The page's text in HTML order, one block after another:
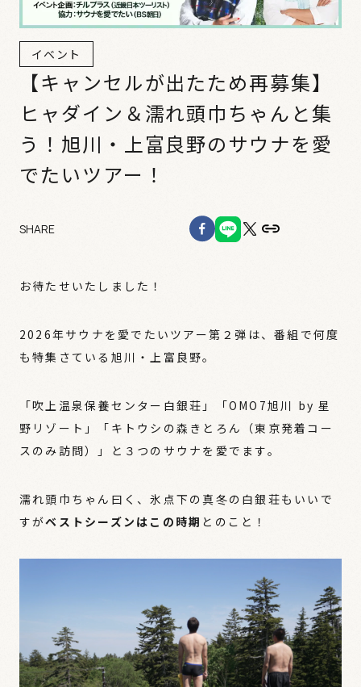
イベント
【キャンセルが出たため再募集】
ヒャダイン＆濡れ頭巾ちゃんと集
う！旭川・上富良野のサウナを愛
でたいツアー！
SHARE
お待たせいたしました！
2026年サウナを愛でたいツアー第２弾は、番組で何度
も特集さている旭川・上富良野。
「吹上温泉保養センター白銀荘」「OMO7旭川 by 星
野リゾート」「キトウシの森きとろん（東京発着コー
スのみ訪問）」と３つのサウナを愛でます。
濡れ頭巾ちゃん曰く、氷点下の真冬の白銀荘もいいで
すがベストシーズンはこの時期 とのこと！